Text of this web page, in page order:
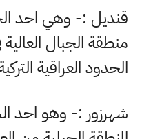
قنديل :- وهي احد
منطقة الجبال
الحدود العراقية
شهرزور :- وهو احد